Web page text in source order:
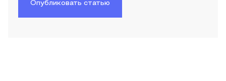
Опубликовать статью